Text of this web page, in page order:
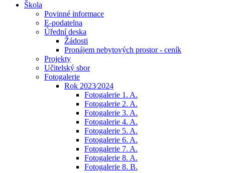
Škola
Povinné informace
E-podatelna
Úřední deska
Žádosti
Pronájem nebytových prostor - ceník
Projekty
Učitelský sbor
Fotogalerie
Rok 2023⁄2024
Fotogalerie 1. A.
Fotogalerie 2. A.
Fotogalerie 3. A.
Fotogalerie 4. A.
Fotogalerie 5. A.
Fotogalerie 6. A.
Fotogalerie 7. A.
Fotogalerie 8. A.
Fotogalerie 8. B.